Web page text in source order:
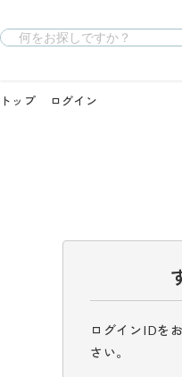
トップ ログイン
ログインIDを
さい。